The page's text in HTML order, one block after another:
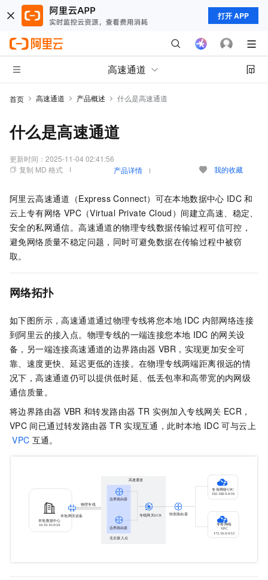
打开 APP
高速通道
首页 高速通道 产品概述 什么是高速通道
什么是高速通道
更新时间： 2025-11-04 02:41:56
复制 MD 格式
产品详情 我的收藏
阿里云高速通道（Express Connect） 可在本地数据中心 IDC 和
云上专有网络 VPC（Virtual Private Cloud） 间建立高速、稳定、
安全的私网通信。高速通道的物理专线数据传输过程可信可控，
避免网络质量不稳定问题，同时可避免数据在传输过程中被窃
取。
网络拓扑
如下图所示，高速通道通过物理专线将您本地 IDC 内部网络连接
到阿里云的接入点。物理专线的一端连接您本地 IDC 的网关设
备，另一端连接高速通道的边界路由器 VBR，实现更加安全可
靠、速度更快、延迟更低的连接。在物理专线两端距离很远的情
况下，高速通道仍可以提供低时延、低丢包率和高带宽的内网级
通信质量。
将边界路由器 VBR 和转发路由器 TR 实例加入专线网关 ECR，
VPC 间已通过转发路由器 TR 实现互通，此时本地 IDC 可与云上
VPC 互通。